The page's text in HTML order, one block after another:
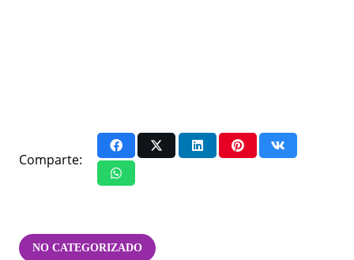
Comparte:
NO CATEGORIZADO